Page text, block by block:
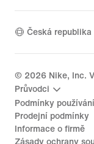
Česká republika
© 2026 Nike, Inc.
Průvodci
Podmínky používání
Prodejní podmínky
Informace o firmě
Zásady ochrany